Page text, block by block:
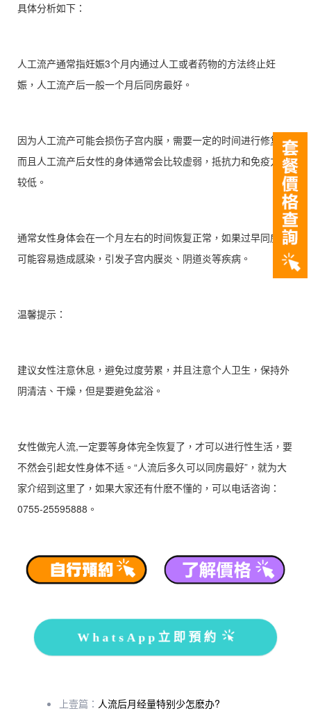
具体分析如下：
人工流产通常指妊娠3个月内通过人工或者药物的方法终止妊
娠，人工流产后一般一个月后同房最好。
因为人工流产可能会损伤子宫内膜，需要一定的时间进行修复，
而且人工流产后女性的身体通常会比较虚弱，抵抗力和免疫力比
较低。
通常女性身体会在一个月左右的时间恢复正常，如果过早同房，
可能容易造成感染，引发子宫内膜炎、阴道炎等疾病。
温馨提示：
建议女性注意休息，避免过度劳累，并且注意个人卫生，保持外
阴清洁、干燥，但是要避免盆浴。
女性做完人流,一定要等身体完全恢复了，才可以进行性生活，要
不然会引起女性身体不适。“人流后多久可以同房最好”，就为大
家介绍到这里了，如果大家还有什麽不懂的，可以电话咨询：
0755-25595888。
WhatsApp立即預約
上壹篇： 人流后月经量特别少怎麽办?